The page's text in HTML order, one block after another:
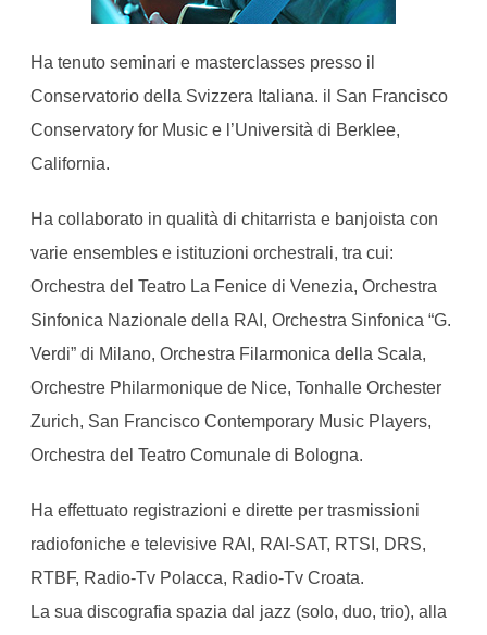
Ha tenuto seminari e masterclasses presso il
Conservatorio della Svizzera Italiana. il San Francisco
Conservatory for Music e l’Università di Berklee,
California.
Ha collaborato in qualità di chitarrista e banjoista con
varie ensembles e istituzioni orchestrali, tra cui:
Orchestra del Teatro La Fenice di Venezia, Orchestra
Sinfonica Nazionale della RAI, Orchestra Sinfonica “G.
Verdi” di Milano, Orchestra Filarmonica della Scala,
Orchestre Philarmonique de Nice, Tonhalle Orchester
Zurich, San Francisco Contemporary Music Players,
Orchestra del Teatro Comunale di Bologna.
Ha effettuato registrazioni e dirette per trasmissioni
radiofoniche e televisive RAI, RAI-SAT, RTSI, DRS,
RTBF, Radio-Tv Polacca, Radio-Tv Croata.
La sua discografia spazia dal jazz (solo, duo, trio), alla